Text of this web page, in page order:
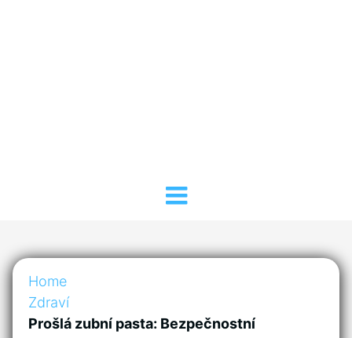
Home
Zdraví
Prošlá zubní pasta: Bezpečnostní